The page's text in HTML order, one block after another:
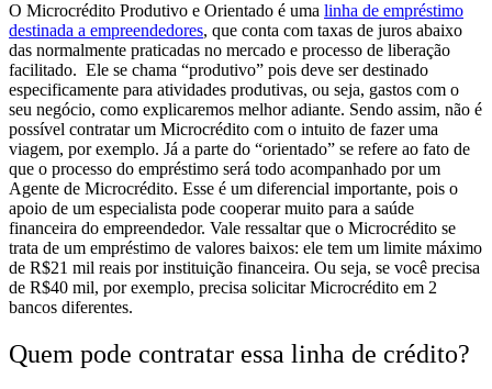
O Microcrédito Produtivo e Orientado é uma linha de empréstimo
destinada a empreendedores, que conta com taxas de juros abaixo
das normalmente praticadas no mercado e processo de liberação
facilitado. Ele se chama “produtivo” pois deve ser destinado
especificamente para atividades produtivas, ou seja, gastos com o
seu negócio, como explicaremos melhor adiante. Sendo assim, não é
possível contratar um Microcrédito com o intuito de fazer uma
viagem, por exemplo. Já a parte do “orientado” se refere ao fato de
que o processo do empréstimo será todo acompanhado por um
Agente de Microcrédito. Esse é um diferencial importante, pois o
apoio de um especialista pode cooperar muito para a saúde
financeira do empreendedor. Vale ressaltar que o Microcrédito se
trata de um empréstimo de valores baixos: ele tem um limite máximo
de R$21 mil reais por instituição financeira. Ou seja, se você precisa
de R$40 mil, por exemplo, precisa solicitar Microcrédito em 2
bancos diferentes.
Quem pode contratar essa linha de crédito?